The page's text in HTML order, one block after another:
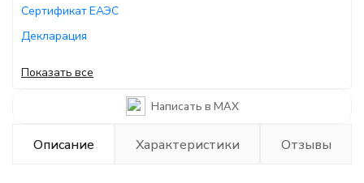
Сертификат ЕАЭС
Декларация
Показать все
Написать в MAX
Описание Характеристики Отзывы